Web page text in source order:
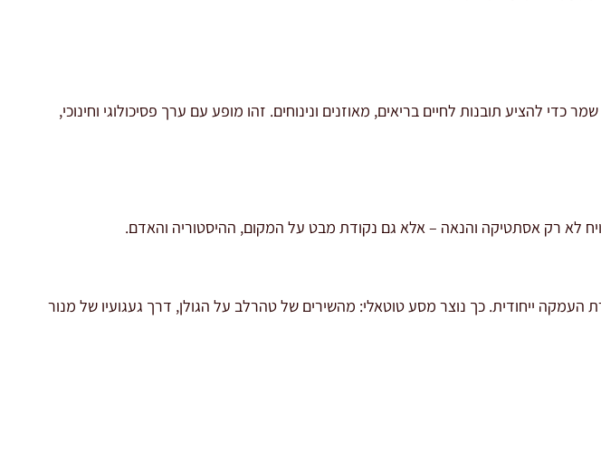
כדי להציע תובנות לחיים בריאים, מאוזנים ונינוחים. זהו מופע עם ערך פסיכולוגי וחינוכי,
לא רק אסתטיקה והנאה – אלא גם נקודת מבט על המקום, ההיסטוריה והאדם.
העמקה ייחודית. כך נוצר מסע טוטאלי: מהשירים של טהרלב על הגולן, דרך געגועיו של מנור